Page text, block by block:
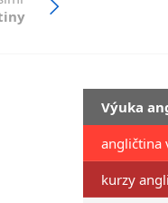
Výuka
angličtina
kurzy